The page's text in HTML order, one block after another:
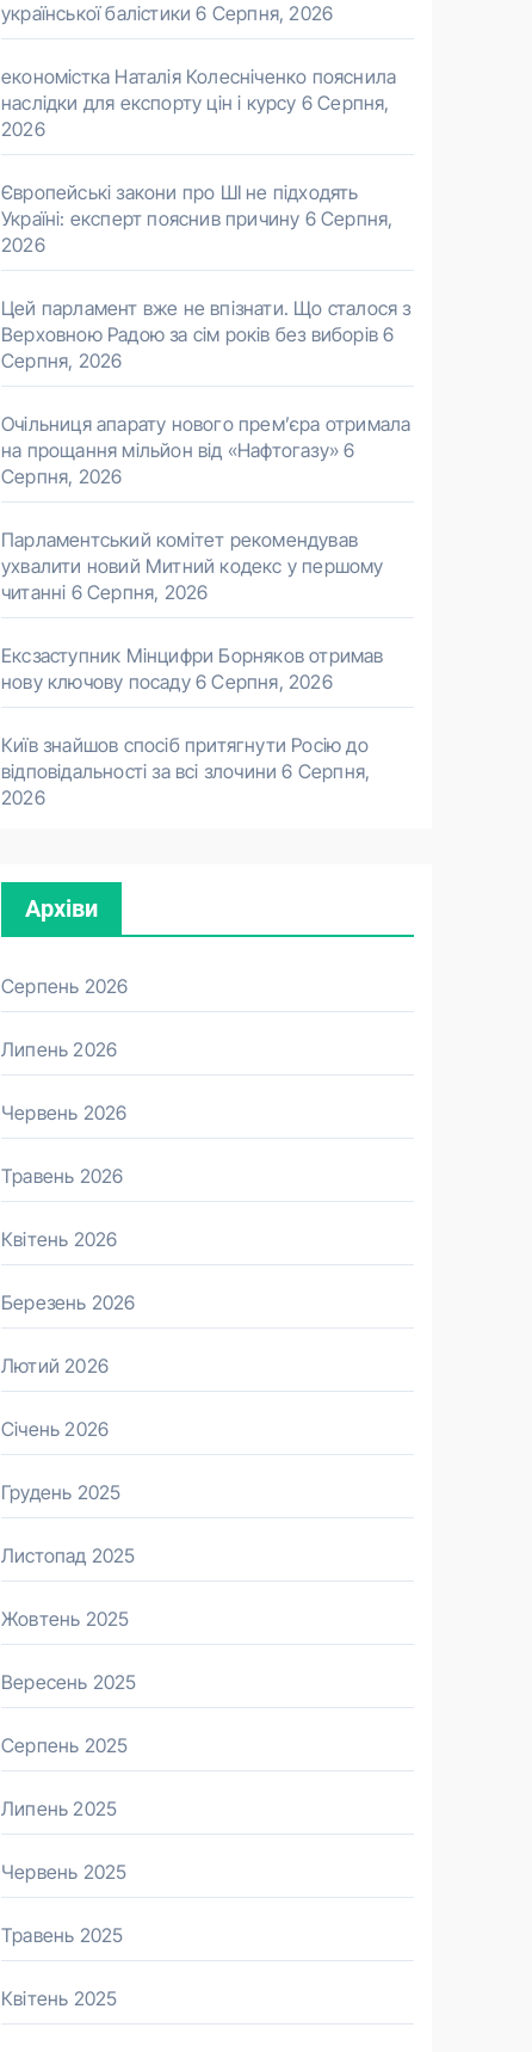
української балістики 6 Серпня, 2026
економістка Наталія Колесніченко пояснила
наслідки для експорту цін і курсу 6 Серпня,
2026
Європейські закони про ШІ не підходять
Україні: експерт пояснив причину 6 Серпня,
2026
Цей парламент вже не впізнати. Що сталося з
Верховною Радою за сім років без виборів 6
Серпня, 2026
Очільниця апарату нового прем’єра отримала
на прощання мільйон від «Нафтогазу» 6
Серпня, 2026
Парламентський комітет рекомендував
ухвалити новий Митний кодекс у першому
читанні 6 Серпня, 2026
Ексзаступник Мінцифри Борняков отримав
нову ключову посаду 6 Серпня, 2026
Київ знайшов спосіб притягнути Росію до
відповідальності за всі злочини 6 Серпня,
2026
Архіви
Серпень 2026
Липень 2026
Червень 2026
Травень 2026
Квітень 2026
Березень 2026
Лютий 2026
Січень 2026
Грудень 2025
Листопад 2025
Жовтень 2025
Вересень 2025
Серпень 2025
Липень 2025
Червень 2025
Травень 2025
Квітень 2025